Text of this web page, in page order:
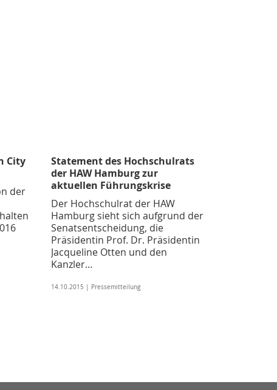
City
der
Statement des Hochschulrats
der HAW Hamburg zur
aktuellen Führungskrise
Der Hochschulrat der HAW
Hamburg sieht sich aufgrund der
Senatsentscheidung, die
Präsidentin Prof. Dr. Präsidentin
Jacqueline Otten und den
Kanzler…
14.10.2015 | Pressemitteilung